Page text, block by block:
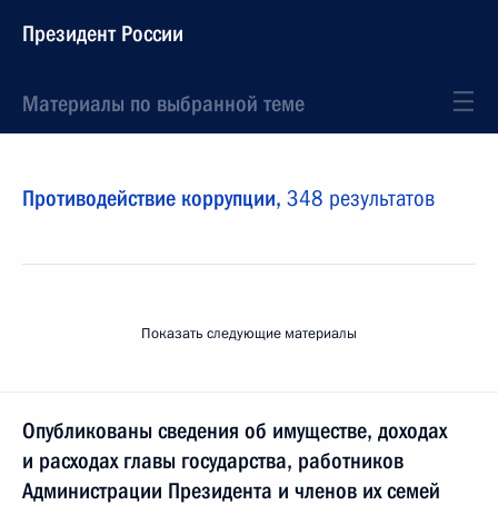
Президент России
Материалы по выбранной теме
Противодействие коррупции, 348 результатов
Показать следующие материалы
Опубликованы сведения об имуществе, доходах
и расходах главы государства, работников
Администрации Президента и членов их семей